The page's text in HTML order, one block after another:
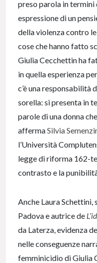
preso parola in
espressione di un
della violenza contro
cose che hanno fatto
Giulia Cecchettin ha
in quella esperienza
c’è una responsabilità
sorella: si presenta in
parole di una donna
affermaSilvia
l’Università
legge di riforma 162-
contrasto e la
Anche Laura Schettini,
Padova e autrice de
da Laterza, evidenza
nelle conseguenze
femminicidio di Giulia